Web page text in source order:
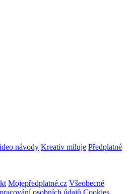
návody Kreativ miluje Předplatné
Mojepředplatné.cz Všeobecné